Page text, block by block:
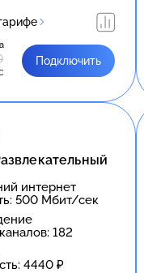
Подключить
интернет
500 Мбит/сек
182
4440 ₽